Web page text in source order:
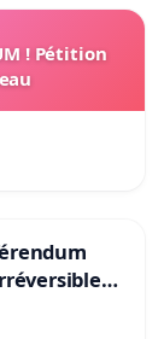
! Pétition